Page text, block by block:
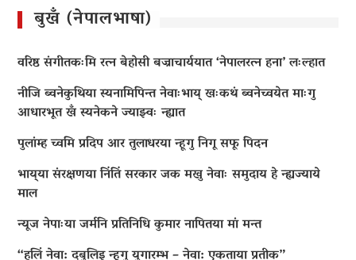
बुखँ (नेपालभाषा)
वरिष्ठ संगीतकःमि रत्न बेहोसी बज्राचार्ययात ‘नेपालरत्न हना’ लःल्हात
नीजि ब्वनेकुथिया स्यनामिपिन्त नेवाःभाय् खःकथं ब्वनेच्वयेत माःगु
आधारभूत खँ स्यनेकने ज्याझ्वः न्ह्यात
पुलांम्ह च्वमि प्रदिप आर तुलाधरया न्हूगु निगू सफू पिदन
भाय्‌या संरक्षणया निंतिं सरकार जक मखु नेवाः समुदाय हे न्ह्यज्याये
माल
न्यूज नेपाःया जर्मनि प्रतिनिधि कुमार नापितया मां मन्त